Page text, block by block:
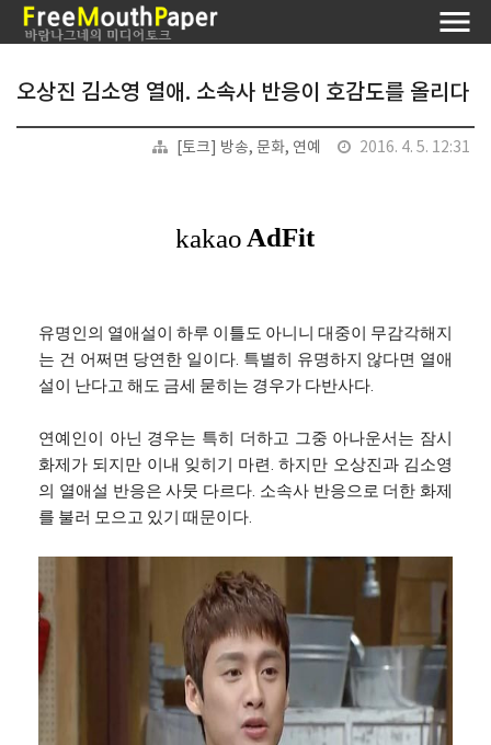
오상진 김소영 열애. 소속사 반응이 호감도를 올리다
[토크] 방송, 문화, 연예 2016. 4. 5. 12:31
유명인의 열애설이 하루 이틀도 아니니 대중이 무감각해지
는 건 어쩌면 당연한 일이다. 특별히 유명하지 않다면 열애
설이 난다고 해도 금세 묻히는 경우가 다반사다.
연예인이 아닌 경우는 특히 더하고 그중 아나운서는 잠시
화제가 되지만 이내 잊히기 마련. 하지만 오상진과 김소영
의 열애설 반응은 사뭇 다르다. 소속사 반응으로 더한 화제
를 불러 모으고 있기 때문이다.